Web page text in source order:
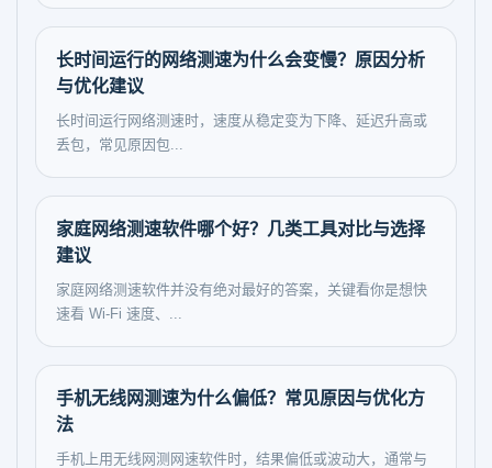
长时间运行的网络测速为什么会变慢？原因分析
与优化建议
长时间运行网络测速时，速度从稳定变为下降、延迟升高或
丢包，常见原因包...
家庭网络测速软件哪个好？几类工具对比与选择
建议
家庭网络测速软件并没有绝对最好的答案，关键看你是想快
速看 Wi‑Fi 速度、...
手机无线网测速为什么偏低？常见原因与优化方
法
手机上用无线网测网速软件时，结果偏低或波动大，通常与